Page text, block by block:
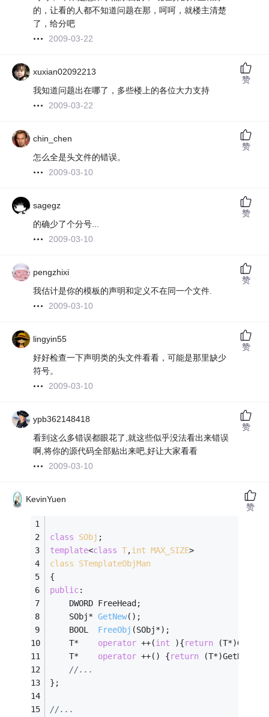
的，让看的人都不知道问题在那，呵呵，就楼主清楚
了，给分吧
2009-03-22
xuxian02092213
我知道问题出在哪了，多些楼上的各位大力支持
2009-03-22
赞
chin_chen
怎么全是头文件的错误。
2009-03-10
赞
sagegz
的确少了个分号...
2009-03-10
赞
pengzhixi
我估计是你的模板的声明和定义不在同一个文件.
2009-03-10
赞
lingyin55
好好检查一下声明类的头文件看看，可能是那里缺少
符号。
2009-03-10
赞
ypb362148418
看到这么多错误都眼花了,就这些似乎没法看出来错误
啊,将你的源代码全部贴出来吧,好让大家看看
2009-03-10
赞
KevinYuen
class SObj ;
template<class T,int MAX_SIZE>
class
STemplateObjMan
{
public:
	DWORD FreeHead;
SObj* GetNew() ;
BOOL FreeObj (SObj*) ;
	T*
operator ++(int ){return
	T*
operator ++() {return
//...
};
//...
赞